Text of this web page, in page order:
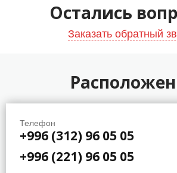
Остались
Заказать обратный
Телефон
+996 (312) 96 05 05
+996 (221) 96 05 05